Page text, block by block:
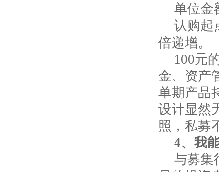
单位金
认购起
倍递增。
100元
金、资产
单期产品
设计显然
照，私募
4、我
与募集